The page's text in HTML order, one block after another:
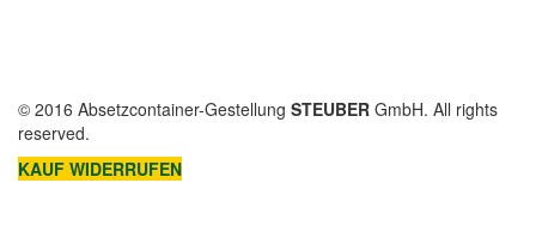
© 2016 Absetzcontainer-Gestellung STEUBER GmbH. All rights
reserved.
KAUF WIDERRUFEN